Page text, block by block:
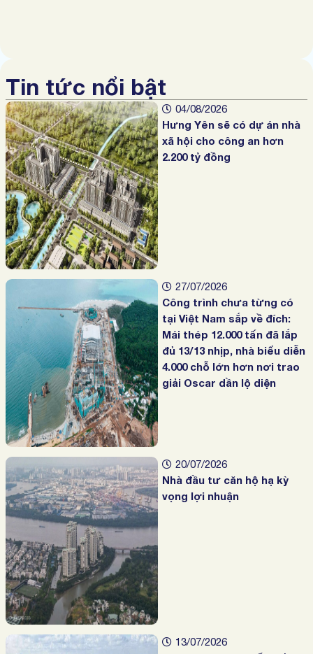
Tin tức nổi bật
04/08/2026
Hưng Yên sẽ có dự án nhà
xã hội cho công an hơn
2.200 tỷ đồng
27/07/2026
Công trình chưa từng có
tại Việt Nam sắp về đích:
Mái thép 12.000 tấn đã lắp
đủ 13/13 nhịp, nhà biểu diễn
4.000 chỗ lớn hơn nơi trao
giải Oscar dần lộ diện
20/07/2026
Nhà đầu tư căn hộ hạ kỳ
vọng lợi nhuận
13/07/2026